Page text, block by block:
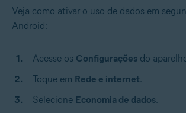
Veja como ativar o uso de dados em
Android:
Acesse os Configurações do
Toque em Rede e internet.
Selecione Economia de dados.